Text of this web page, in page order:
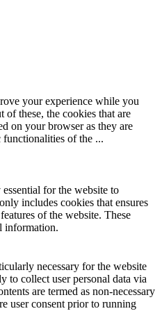
your experience while you
of these, the cookies that are
on your browser as they are
functionalities of the ...
for the website to
includes cookies that ensures
of the website. These
information.
necessary for the website
to collect user personal data via
are termed as non-necessary
user consent prior to running